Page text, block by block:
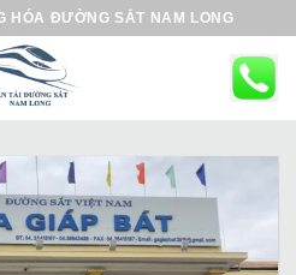
HÓA ĐƯỜNG SẮT NAM LONG